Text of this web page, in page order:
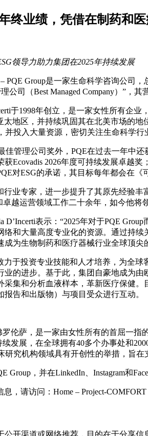
终业绩，凭借在制药和
领导力助力集团在2025年持续发展
PQE Group是一家生命科学咨询公司
公司（Best Managed Company）”，
于1998年创立，是一家女性所有企
太地区，并持续巩固其在北美市场的
投入大量资源，密切关注生命科学行
佳管理公司奖外，PQE在过去一年中
Ecovadis 2026年度可持续发展卓越
对ESG的承诺，其目标每年都会在《
行业专家，进一步提升了其原先经验
卓越运营领域工作二十余年，如今他将
D’Incerti表示：“2025年对于PQE
络和大量高度专业化的资源。通过持
为生物制药和医疗器械行业全球顶尖
力于投资专业技能和人才培养，为全
的进步。基于此，集团自豪地成为
集和分析血液样本，革新医疗保健。
告和出版物）与项目受众进行互动。
罗伦萨，是一家由女性所有的首屈一
发展，在全球拥有40多个办事处和
研究机构领域具有开创性的举措，旨
Group，并在LinkedIn、Instagram和
，请访问：Home – Project-COMFORT
公开渠道或网络推荐，目的在于分享